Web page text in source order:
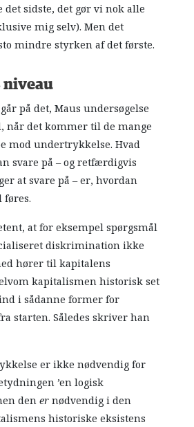
det sidste, det gør vi nok alle
mig selv). Men det
mindre styrken af det første.
niveau
på det, Maus undersøgelse
når det kommer til de mange
mod undertrykkelse. Hvad
svare på – og retfærdigvis
at svare på – er, hvordan
føres.
at for eksempel spørgsmål
diskrimination ikke
hører til kapitalens
kapitalismen historisk set
i sådanne former for
starten. Således skriver han
er ikke nødvendig for
’en logisk
denernødvendig i den
historiske eksistens